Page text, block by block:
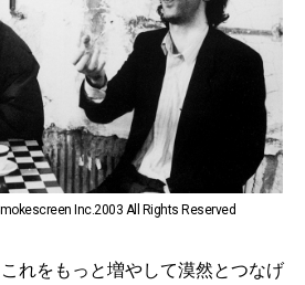
Inc.2003 All Rights Reserved
れをもっと増やして漠然とつなげ